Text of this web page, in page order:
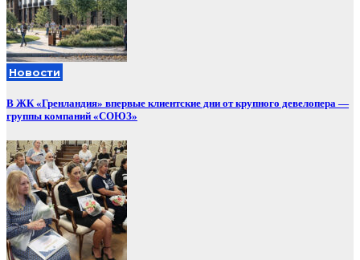
Новости
В ЖК «Гренландия» впервые клиентские дни от крупного девелопера —
группы компаний «СОЮЗ»